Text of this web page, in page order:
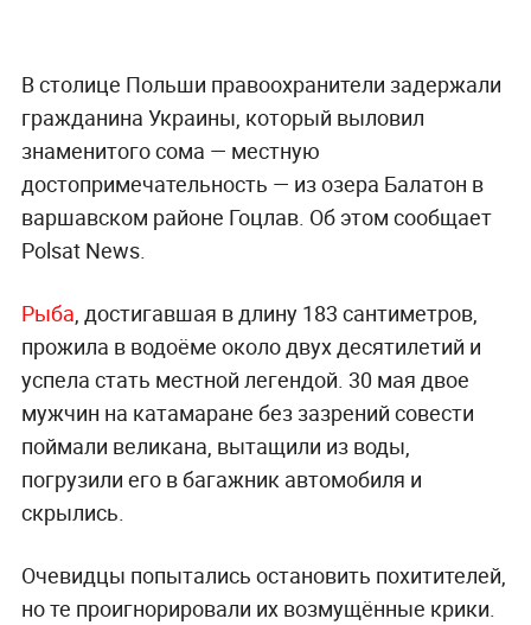
В столице Польши правоохранители задержали
гражданина Украины, который выловил
знаменитого сома — местную
достопримечательность — из озера Балатон в
варшавском районе Гоцлав. Об этом сообщает
Polsat News.
Рыба, достигавшая в длину 183 сантиметров,
прожила в водоёме около двух десятилетий и
успела стать местной легендой. 30 мая двое
мужчин на катамаране без зазрений совести
поймали великана, вытащили из воды,
погрузили его в багажник автомобиля и
скрылись.
Очевидцы попытались остановить похитителей,
но те проигнорировали их возмущённые крики.